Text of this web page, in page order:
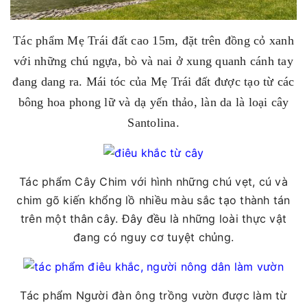
Tác phẩm Mẹ Trái đất cao 15m, đặt trên đồng cỏ xanh
với những chú ngựa, bò và nai ở xung quanh cánh tay
đang dang ra. Mái tóc của Mẹ Trái đất được tạo từ các
bông hoa phong lữ và dạ yến thảo, làn da là loại cây
Santolina.
Tác phẩm Cây Chim với hình những chú vẹt, cú và
chim gõ kiến khổng lồ nhiều màu sắc tạo thành tán
trên một thân cây. Đây đều là những loài thực vật
đang có nguy cơ tuyệt chủng.
Tác phẩm Người đàn ông trồng vườn được làm từ